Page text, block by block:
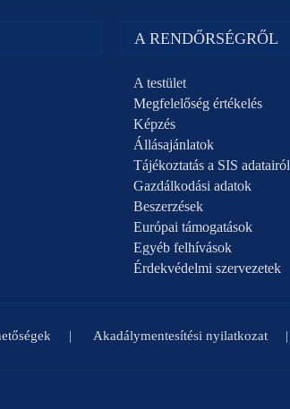
A RENDŐRSÉGRŐL
A testület
Megfelelőség értékelés
Képzés
Állásajánlatok
Tájékoztatás a SIS adatairól
Gazdálkodási adatok
Beszerzések
Európai támogatások
Egyéb felhívások
Érdekvédelmi szervezetek
Akadálymentesítési nyilatkozat